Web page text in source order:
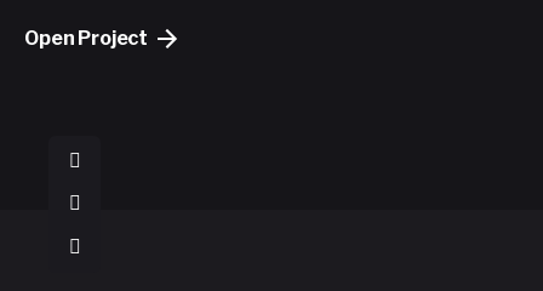
Open Project